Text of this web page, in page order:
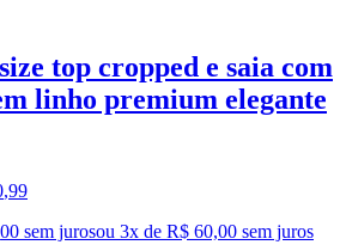
top cropped e saia com
linho premium elegante
,99
sem jurosou 3x de R$ 60,00 sem juros